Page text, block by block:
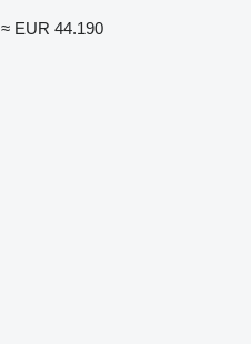
≈ EUR 44.190